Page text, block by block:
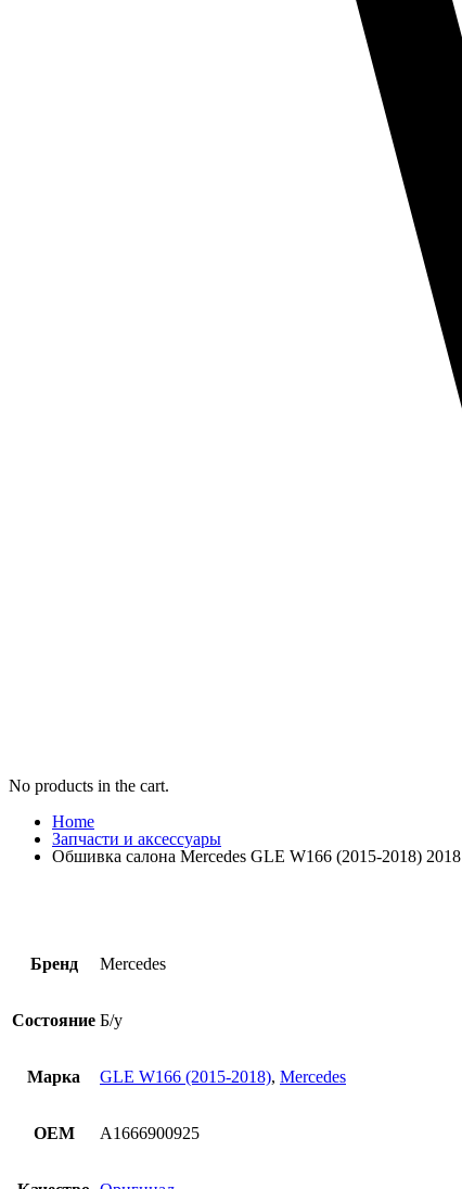
No products in the cart.
Home
Запчасти и аксессуары
Обшивка салона Mercedes GLE W166 (2015-2018) 2018
Бренд Mercedes
Состояние Б/у
Марка GLE W166 (2015-2018), Mercedes
OEM A1666900925